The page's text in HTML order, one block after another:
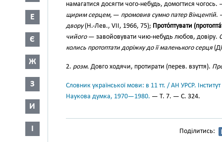
Е
Є
Ж
З
И
І
намагатися досягти чого-небудь, домогтися
щирим серцем, — промовив сумно патер Вінцентій.
двору(Н.-Лев., VII, 1966, 75); Прото́птувати
чийого— завойовувати чию-небудь любов, довіру.
колись протоптати доріжку до її маленького серця
2. розм. Довго ходячи, протирати (перев. взуття).
Словник української мови: в 11 тт. / АН УРСР.
Наукова думка, 1970—1980. — Т. 7. — С. 324.
Поділитись: